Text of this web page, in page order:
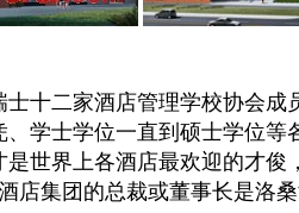
二家酒店管理学校协会成
学士学位一直到硕士学位等
世界上各酒店最欢迎的才俊
店集团的总裁或董事长是洛